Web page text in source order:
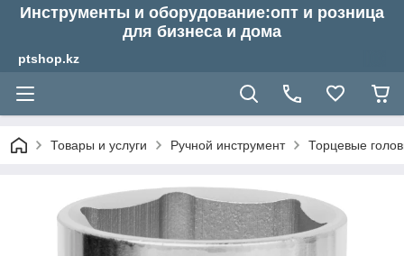
Инструменты и оборудование:опт и розница
для бизнеса и дома
ptshop.kz
Товары и услуги Ручной инструмент Торцевые